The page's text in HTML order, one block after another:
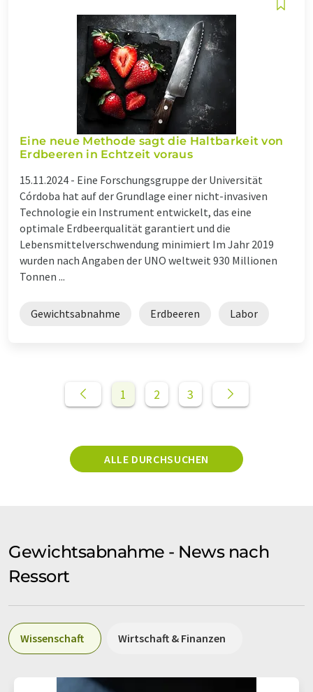
Eine neue Methode sagt die Haltbarkeit von
Erdbeeren in Echtzeit voraus
15.11.2024 - Eine Forschungsgruppe der Universität
Córdoba hat auf der Grundlage einer nicht-invasiven
Technologie ein Instrument entwickelt, das eine
optimale Erdbeerqualität garantiert und die
Lebensmittelverschwendung minimiert Im Jahr 2019
wurden nach Angaben der UNO weltweit 930 Millionen
Tonnen ...
Gewichtsabnahme Erdbeeren Labor
1 2 3
ALLE DURCHSUCHEN
Gewichtsabnahme - News nach
Ressort
Wissenschaft Wirtschaft & Finanzen